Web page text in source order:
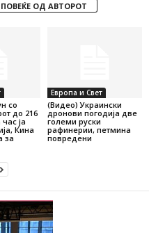
ПОВЕЌЕ ОД АВТОРОТ
со
до 216
ја
Кина
за
Европа и Свет
(Видео) Украински
дронови погодија две
големи руски
рафинерии, петмина
повредени